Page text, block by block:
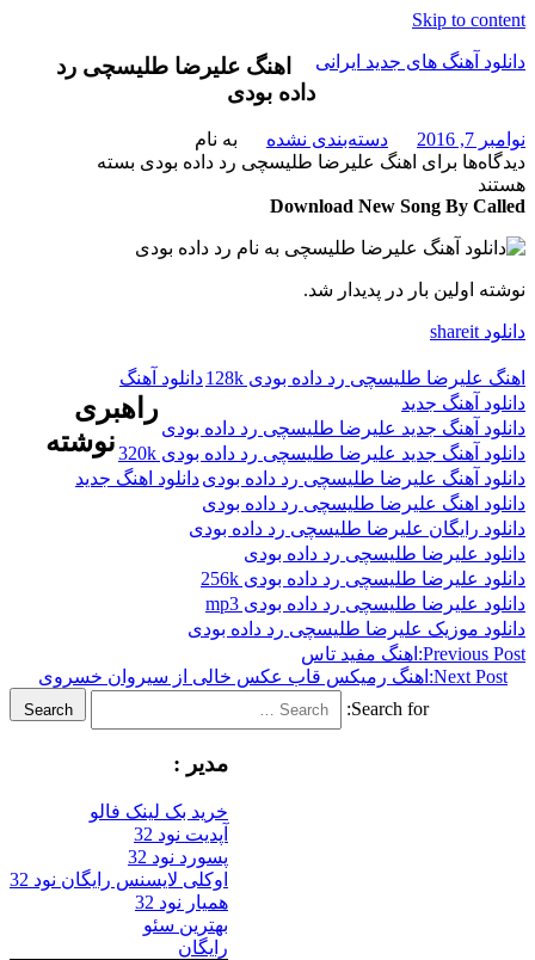
Skip to content
دانلود آهنگ های جدید ایرانی
فول
آلبوم
موزیک
اهنگ علیرضا طلیسچی رد
داده بودی
نوامبر 7, 2016
دسته‌بندی نشده
دیدگاه‌ها برای اهنگ علیرضا طلیسچی رد داده بودی بسته
هستند
به نام
Download New Song By Called
نوشته اولین بار در پدیدار شد.
دانلود shareit
اهنگ علیرضا طلیسچی رد داده بودی 128k
دانلود آهنگ
دانلود آهنگ جدید
دانلود آهنگ جدید علیرضا طلیسچی رد داده بودی
دانلود آهنگ جدید علیرضا طلیسچی رد داده بودی 320k
دانلود آهنگ علیرضا طلیسچی رد داده بودیدانلود اهنگ جدید
دانلود اهنگ علیرضا طلیسچی رد داده بودی
دانلود رایگان علیرضا طلیسچی رد داده بودی
دانلود علیرضا طلیسچی رد داده بودی
دانلود علیرضا طلیسچی رد داده بودی 256k
دانلود علیرضا طلیسچی رد داده بودی mp3
دانلود موزیک علیرضا طلیسچی رد داده بودی
راهبری
نوشته
Previous Post: اهنگ مفید تاس
Next Post: اهنگ رمیکس قاب عکس خالی از سیروان خسروی
Search for:
Search
مدیر :
خرید بک لینک فالو
آپدیت نود 32
پسورد نود 32
اوکلی لایسنس رایگان نود 32
همیار نود 32
بهترین سئو
رایگان